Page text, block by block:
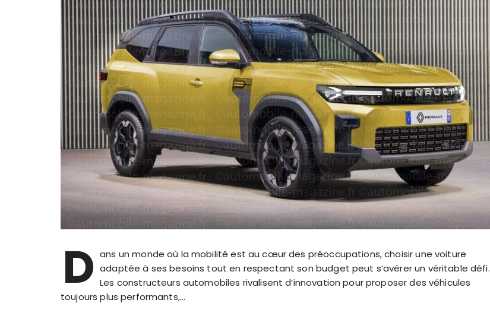
D ans un monde où la mobilité est au cœur des préoccupations, choisir une voiture
adaptée à ses besoins tout en respectant son budget peut s’avérer un véritable défi.
Les constructeurs automobiles rivalisent d’innovation pour proposer des véhicules
toujours plus performants,…